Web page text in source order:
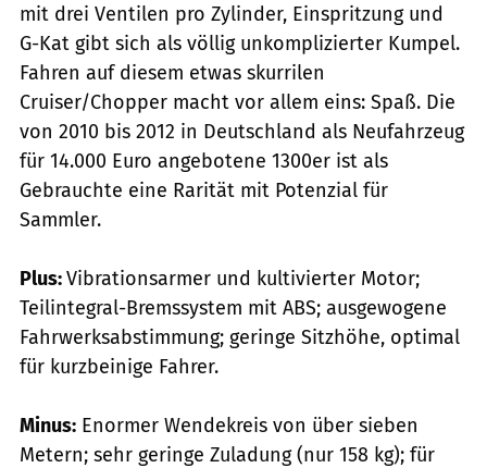
mit drei Ventilen pro Zylinder, Einspritzung und
G-Kat gibt sich als völlig unkomplizierter Kumpel.
Fahren auf diesem etwas skurrilen
Cruiser/Chopper macht vor allem eins: Spaß. Die
von 2010 bis 2012 in Deutschland als Neufahrzeug
für 14.000 Euro angebotene 1300er ist als
Gebrauchte eine Rarität mit Potenzial für
Sammler.
Plus:Vibrationsarmer und kultivierter Motor;
Teilintegral-Bremssystem mit ABS; ausgewogene
Fahrwerksabstimmung; geringe Sitzhöhe, optimal
für kurzbeinige Fahrer.
Minus: Enormer Wendekreis von über sieben
Metern; sehr geringe Zuladung (nur 158 kg); für